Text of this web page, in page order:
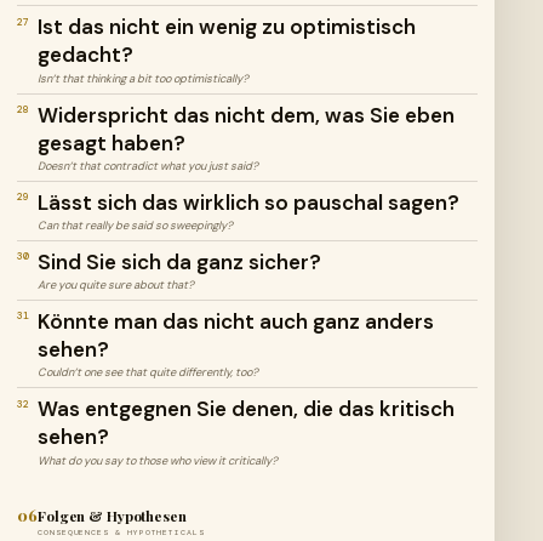
27
Ist das nicht ein wenig zu optimistisch
gedacht?
Isn’t that thinking a bit too optimistically?
28
Widerspricht das nicht dem, was Sie eben
gesagt haben?
Doesn’t that contradict what you just said?
29 Lässt sich das wirklich so pauschal sagen?
Can that really be said so sweepingly?
30 Sind Sie sich da ganz sicher?
Are you quite sure about that?
31
Könnte man das nicht auch ganz anders
sehen?
Couldn’t one see that quite differently, too?
32
Was entgegnen Sie denen, die das kritisch
sehen?
What do you say to those who view it critically?
06Folgen & Hypothesen
CONSEQUENCES & HYPOTHETICALS